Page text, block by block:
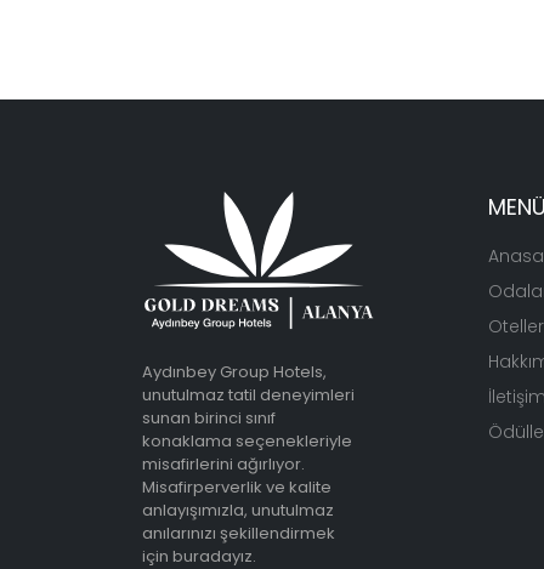
Aydınbey Group Hotels,
unutulmaz tatil deneyimleri
sunan birinci sınıf
konaklama seçenekleriyle
misafirlerini ağırlıyor.
Misafirperverlik ve kalite
anlayışımızla, unutulmaz
anılarınızı şekillendirmek
için buradayız.
MENÜ
İletişim